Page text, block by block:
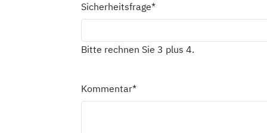
Sicherheitsfrage*
Bitte rechnen Sie 3 plus 4.
Kommentar*